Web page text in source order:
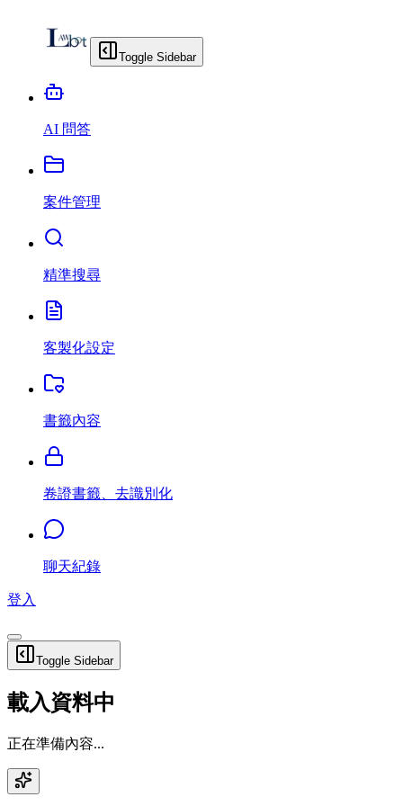
Toggle Sidebar
AI 問答
案件管理
精準搜尋
客製化設定
書籤內容
卷證書籤、去識別化
聊天紀錄
登入
Toggle Sidebar
載入資料中
正在準備內容...